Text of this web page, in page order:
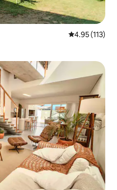
औसत रेटिंग 5 में से
4.95 (113)